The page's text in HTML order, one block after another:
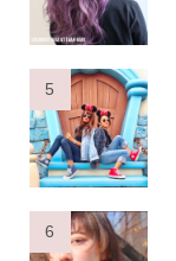
5
6